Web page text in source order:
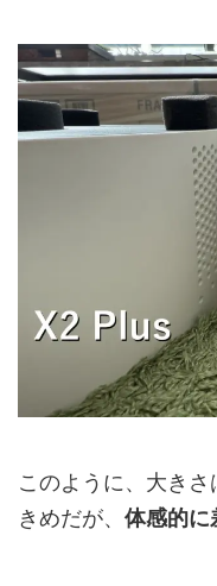
このように、大き
きめだが、 体感的に